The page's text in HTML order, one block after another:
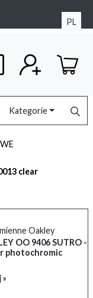
PL
Kategorie
clear
Oakley
OO 9406 SUTRO -
photochromic